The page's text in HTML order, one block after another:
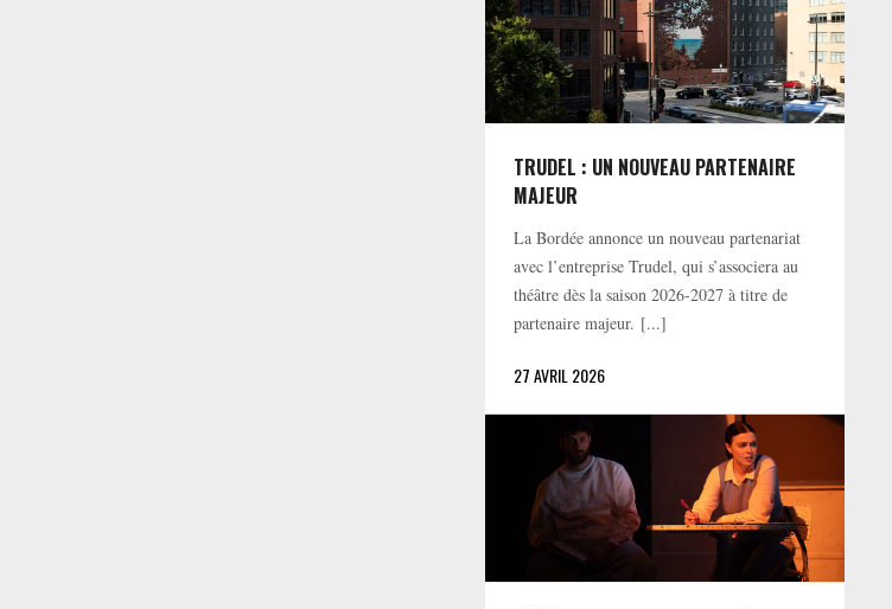
TRUDEL : UN NOUVEAU PARTENAIRE
MAJEUR
La Bordée annonce un nouveau partenariat
avec l’entreprise Trudel, qui s’associera au
théâtre dès la saison 2026-2027 à titre de
partenaire majeur. [...]
27 AVRIL 2026